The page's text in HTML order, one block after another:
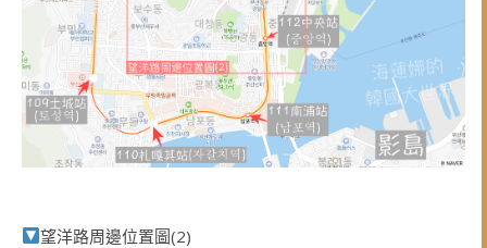
望洋路周邊位置圖(2)